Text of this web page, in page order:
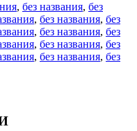
, без названия, без
, без названия, без
, без названия, без
, без названия, без
, без названия, без